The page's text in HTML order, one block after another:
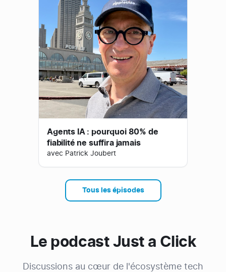
Agents IA : pourquoi 80% de
fiabilité ne suffira jamais
avec Patrick Joubert
Tous les épisodes
Le podcast Just a Click
Discussions au cœur de l'écosystème tech